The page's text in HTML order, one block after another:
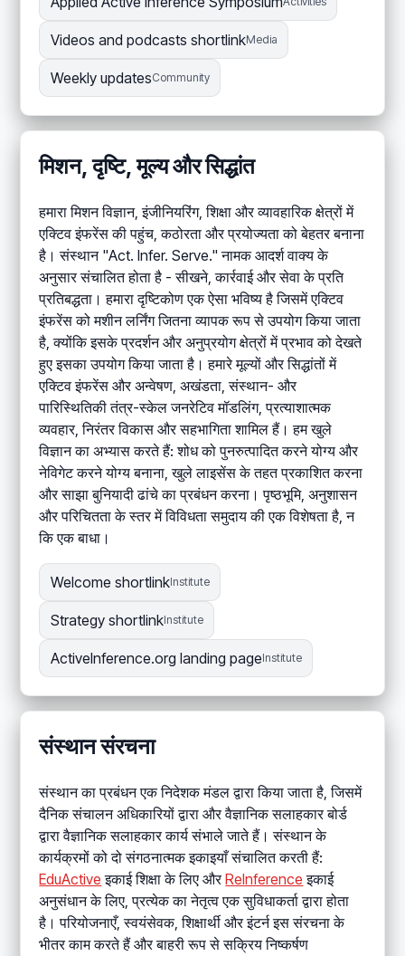
Videos and podcasts shortlinkMedia
Weekly updatesCommunity
मिशन, दृष्टि, मूल्य और सिद्धांत
हमारा मिशन विज्ञान, इंजीनियरिंग, शिक्षा और व्यावहारिक क्षेत्रों में
एक्टिव इंफरेंस की पहुंच, कठोरता और प्रयोज्यता को बेहतर बनाना
है। संस्थान "Act. Infer. Serve." नामक आदर्श वाक्य के
अनुसार संचालित होता है - सीखने, कार्रवाई और सेवा के प्रति
प्रतिबद्धता। हमारा दृष्टिकोण एक ऐसा भविष्य है जिसमें एक्टिव
इंफरेंस को मशीन लर्निंग जितना व्यापक रूप से उपयोग किया जाता
है, क्योंकि इसके प्रदर्शन और अनुप्रयोग क्षेत्रों में प्रभाव को देखते
हुए इसका उपयोग किया जाता है। हमारे मूल्यों और सिद्धांतों में
एक्टिव इंफरेंस और अन्वेषण, अखंडता, संस्थान- और
पारिस्थितिकी तंत्र-स्केल जनरेटिव मॉडलिंग, प्रत्याशात्मक
व्यवहार, निरंतर विकास और सहभागिता शामिल हैं। हम खुले
विज्ञान का अभ्यास करते हैं: शोध को पुनरुत्पादित करने योग्य और
नेविगेट करने योग्य बनाना, खुले लाइसेंस के तहत प्रकाशित करना
और साझा बुनियादी ढांचे का प्रबंधन करना। पृष्ठभूमि, अनुशासन
और परिचितता के स्तर में विविधता समुदाय की एक विशेषता है, न
कि एक बाधा।
Welcome shortlinkInstitute
Strategy shortlinkInstitute
ActiveInference.org landing pageInstitute
संस्थान संरचना
संस्थान का प्रबंधन एक निदेशक मंडल द्वारा किया जाता है, जिसमें
दैनिक संचालन अधिकारियों द्वारा और वैज्ञानिक सलाहकार बोर्ड
द्वारा वैज्ञानिक सलाहकार कार्य संभाले जाते हैं। संस्थान के
कार्यक्रमों को दो संगठनात्मक इकाइयाँ संचालित करती हैं:
EduActive इकाई शिक्षा के लिए औरReInference इकाई
अनुसंधान के लिए, प्रत्येक का नेतृत्व एक सुविधाकर्ता द्वारा होता
है। परियोजनाएँ, स्वयंसेवक, शिक्षार्थी और इंटर्न इस संरचना के
भीतर काम करते हैं और बाहरी रूप से सक्रिय निष्कर्षण